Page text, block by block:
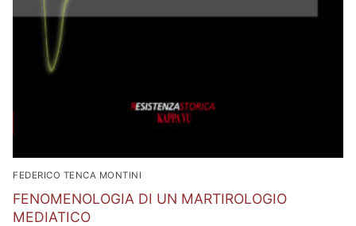
FEDERICO TENCA MONTINI
FENOMENOLOGIA DI UN MARTIROLOGIO
MEDIATICO